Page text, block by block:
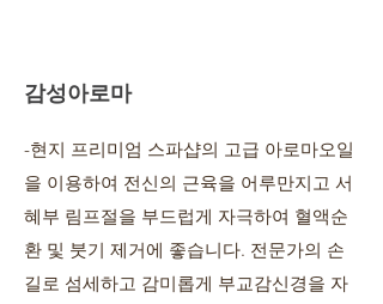
감성아로마
-현지 프리미엄 스파샵의 고급 아로마오일
을 이용하여 전신의 근육을 어루만지고 서
혜부 림프절을 부드럽게 자극하여 혈액순
환 및 붓기 제거에 좋습니다. 전문가의 손
길로 섬세하고 감미롭게 부교감신경을 자